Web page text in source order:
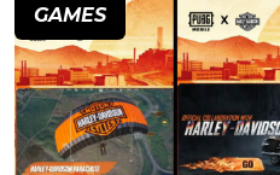
GAMES